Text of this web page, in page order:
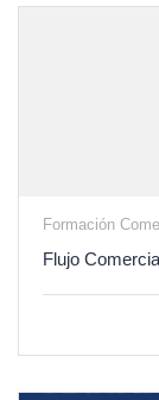
Formación
Flujo